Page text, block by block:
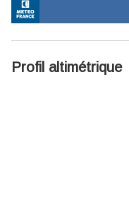
Profil altimétrique